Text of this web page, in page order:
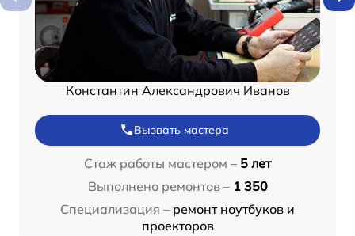
Константин Александрович Иванов
Вызвать мастера
Стаж работы мастером – 5 лет
Выполнено ремонтов – 1 350
Специализация – ремонт ноутбуков и
проекторов